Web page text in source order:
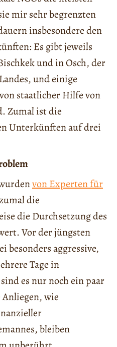
mir sehr begrenzten
insbesondere den
Es gibt jeweils
und in Osch, der
und einige
staatlicher Hilfe von
Zumal ist die
Unterkünften auf drei
von Experten für
die
die Durchsetzung des
Vor der jüngsten
besonders aggressive,
Tage in
es nur noch ein paar
wie
bleiben